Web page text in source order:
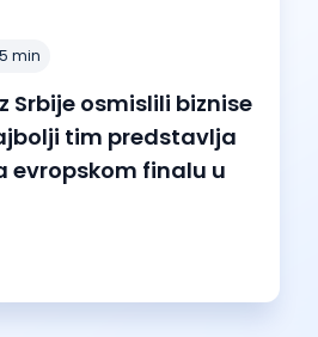
5 min
Srbije osmislili biznise
tim predstavlja
evropskom finalu u